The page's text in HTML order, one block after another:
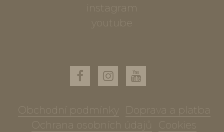
instagram
youtube
Obchodní podmínky
Doprava a platba
Ochrana osobních údajů
Cookies